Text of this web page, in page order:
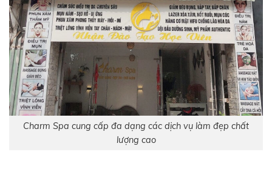
Charm Spa cung cấp đa dạng các dịch vụ làm đẹp chất
lượng cao